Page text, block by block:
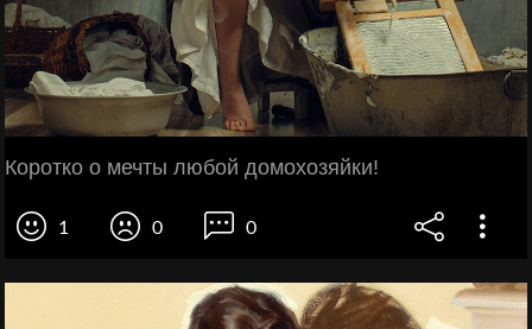
Коротко о мечты любой домохозяйки!
1 0 0